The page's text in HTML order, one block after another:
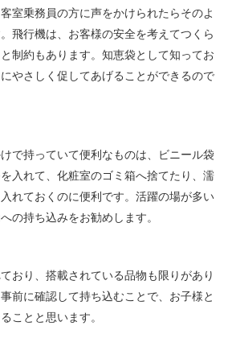
室乗務員の方に声をかけられたらそのよ
飛行機は、お客様の安全を考えてつくら
制約もあります。知恵袋として知ってお
やさしく促してあげることができるので
で持っていて便利なものは、ビニール袋
入れて、化粧室のゴミ箱へ捨てたり、濡
れておくのに便利です。活躍の場が多い
の持ち込みをお勧めします。
おり、搭載されている品物も限りがあり
前に確認して持ち込むことで、お子様と
ことと思います。